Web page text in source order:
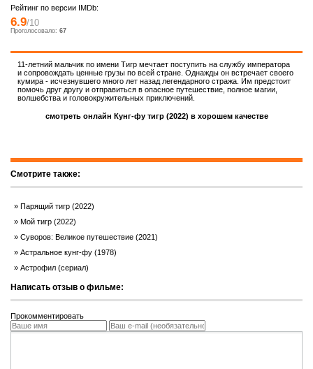
Рейтинг по версии IMDb:
6.9/10
Проголосовало: 67
11-летний мальчик по имени Тигр мечтает поступить на службу императора
и сопровождать ценные грузы по всей стране. Однажды он встречает своего
кумира - исчезнувшего много лет назад легендарного стража. Им предстоит
помочь друг другу и отправиться в опасное путешествие, полное магии,
волшебства и головокружительных приключений.
смотреть онлайн Кунг-фу тигр (2022) в хорошем качестве
Смотрите также:
Парящий тигр (2022)
Мой тигр (2022)
Суворов: Великое путешествие (2021)
Астральное кунг-фу (1978)
Астрофил (сериал)
Написать отзыв о фильме:
Прокомментировать